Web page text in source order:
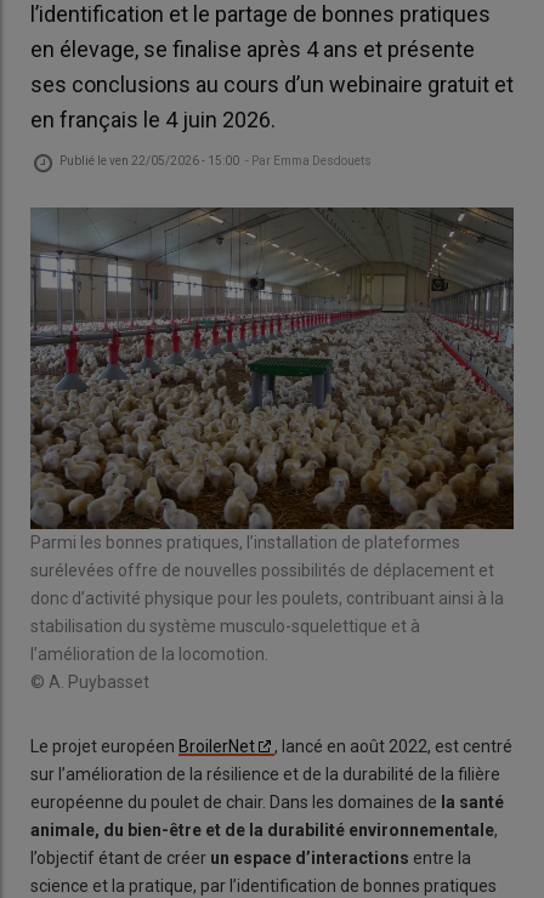
l’identification et le partage de bonnes pratiques
en élevage, se finalise après 4 ans et présente
ses conclusions au cours d’un webinaire gratuit et
en français le 4 juin 2026.
Publié leven 22/05/2026 - 15:00 - Par Emma Desdouets
Parmi les bonnes pratiques, l’installation de plateformes
surélevées offre de nouvelles possibilités de déplacement et
donc d’activité physique pour les poulets, contribuant ainsi à la
stabilisation du système musculo-squelettique et à
l’amélioration de la locomotion.
© A. Puybasset
Le projet européen BroilerNet
, lancé en août 2022, est centré
sur l’amélioration de la résilience et de la durabilité de la filière
européenne du poulet de chair. Dans les domaines de la santé
animale, du bien-être et de la durabilité environnementale,
l’objectif étant de créer un espace d’interactions entre la
science et la pratique, par l’identification de bonnes pratiques